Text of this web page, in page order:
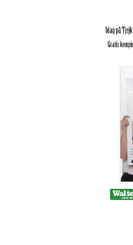
Film & Engångskameror